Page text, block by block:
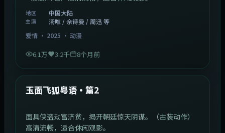
地区 中国大陆
主演
汤唯 / 佘诗曼 / 周迅 等
爱情· 2025 · 动漫
6.1万 3.2千 8个月前
最新
玉面飞狐粤语·篇2
面具侠盗劫富济贫，揭开朝廷惊天阴谋。（古装动作）
高清流畅，适合休闲观影。